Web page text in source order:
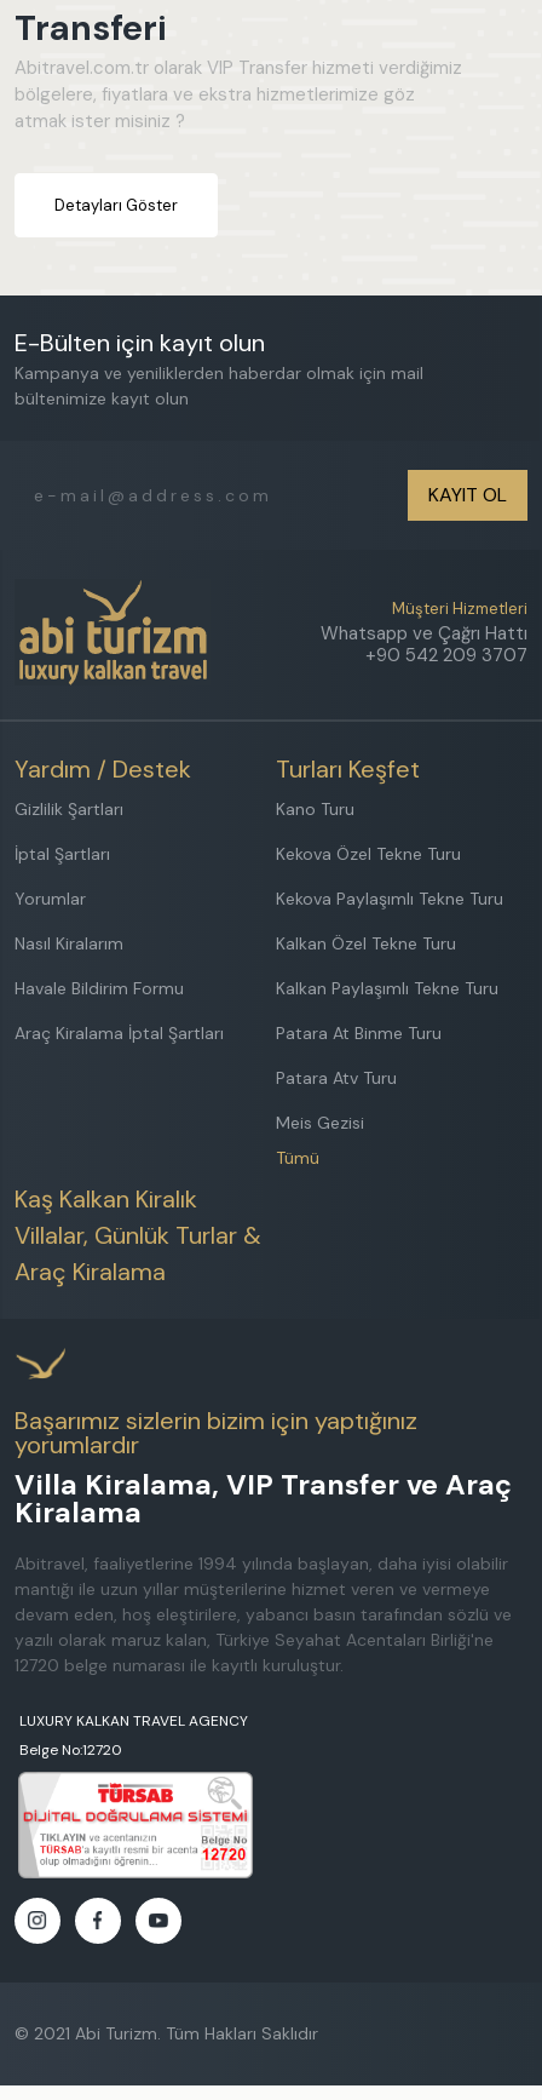
Dalyan
GENEL ÖZELLIKLER
Jakuzi
Türk Hamamı
Buhar Odası
Balayı Villası
Kapalı Havuz
Isıtmalı Dış Havuz
Havuz Jakuzisi
Geniş Aileye Uygun
Sonuçlarda 3 gün önceki ve sonraki seçenekleride
Transferi
Abitravel.com.tr olarak VIP Transfer hizmeti verdiğimiz
bölgelere, fiyatlara ve ekstra hizmetlerimize göz
atmak ister misiniz ?
Detayları Göster
E-Bülten için kayıt olun
Kampanya ve yeniliklerden haberdar olmak için mail
bültenimize kayıt olun
KAYIT OL
Müşteri Hizmetleri
Whatsapp ve Çağrı Hattı
+90 542 209 3707
Yardım / Destek
Gizlilik Şartları
İptal Şartları
Yorumlar
Nasıl Kiralarım
Havale Bildirim Formu
Araç Kiralama İptal Şartları
Turları Keşfet
Kano Turu
Kekova Özel Tekne Turu
Kekova Paylaşımlı Tekne Turu
Kalkan Özel Tekne Turu
Kalkan Paylaşımlı Tekne Turu
Patara At Binme Turu
Patara Atv Turu
Meis Gezisi
Tümü
Kaş Kalkan Kiralık
Villalar, Günlük Turlar &
Araç Kiralama
Başarımız sizlerin bizim için yaptığınız
yorumlardır
Villa Kiralama, VIP Transfer ve Araç
Kiralama
Abitravel, faaliyetlerine 1994 yılında başlayan, daha iyisi olabilir
mantığı ile uzun yıllar müşterilerine hizmet veren ve vermeye
devam eden, hoş eleştirilere, yabancı basın tarafından sözlü ve
yazılı olarak maruz kalan, Türkiye Seyahat Acentaları Birliği'ne
12720 belge numarası ile kayıtlı kuruluştur.
LUXURY KALKAN TRAVEL AGENCY
Belge No:12720
© 2021 Abi Turizm. Tüm Hakları Saklıdır